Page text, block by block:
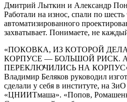
Дмитрий Лыткин и Александр
Работали на износ, спали по
автоматизированного
захватывает. Понимаете, не
«ПОКОВКА, ИЗ КОТОРОЙ
КОРПУСЕ — БОЛЬШОЙ РИСК.
ПЕРЕКЛЮЧИЛИСЬ НА
Владимир Беляков руководил
сделали у себя в институте, на
«ЦНИИТмаша». «Попов,